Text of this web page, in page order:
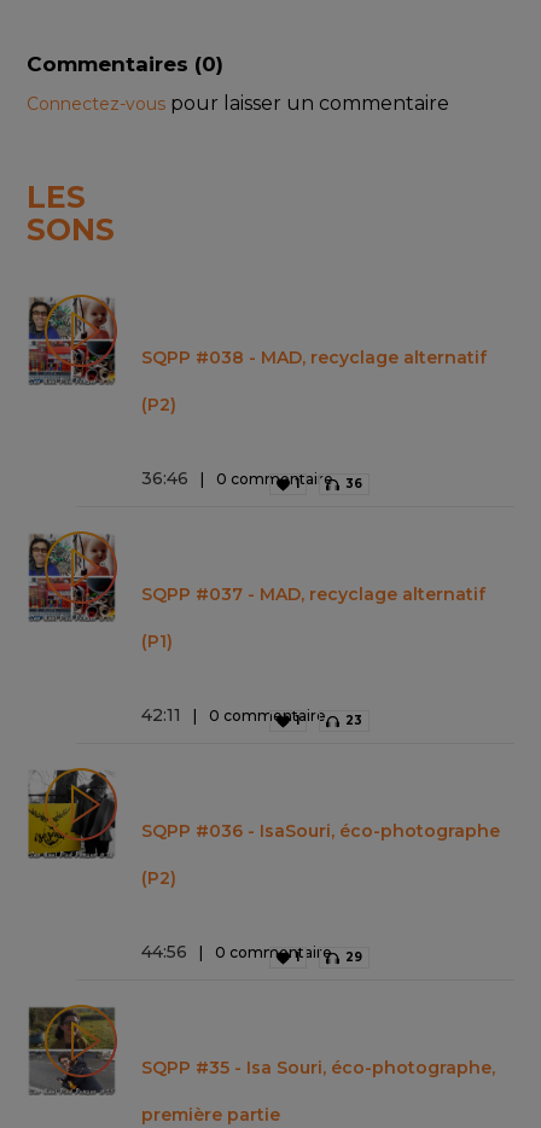
Commentaires (0)
Connectez-vous pour laisser un commentaire
LES
SONS
SQPP #038 - MAD, recyclage alternatif
(P2)
36:46 0 commentaire
1 36
SQPP #037 - MAD, recyclage alternatif
(P1)
42:11 0 commentaire
1 23
SQPP #036 - IsaSouri, éco-photographe
(P2)
44:56 0 commentaire
1 29
SQPP #35 - Isa Souri, éco-photographe,
première partie